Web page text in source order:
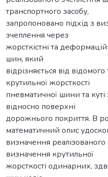
транспортного засобу,
запропоновано підхід з
зчеплення через
жорсткістні та
шин, який
відрізняється від
крутильної жорсткості
пневматичної шини та
відносно поверхні
дорожнього покриття. В
математичний опис
визначення реалізованого
визначення крутильної
жорсткості одинарних,